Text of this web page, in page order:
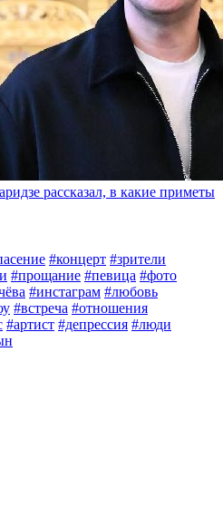
рассказал, в какие приметы
#концерт #зрители
#прощание #певица #фото
#инстаграм #любовь
#встреча #отношения
#артист #депрессия #люди